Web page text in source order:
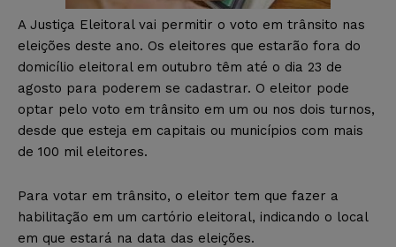
A Justiça Eleitoral vai permitir o voto em trânsito nas
eleições deste ano. Os eleitores que estarão fora do
domicílio eleitoral em outubro têm até o dia 23 de
agosto para poderem se cadastrar. O eleitor pode
optar pelo voto em trânsito em um ou nos dois turnos,
desde que esteja em capitais ou municípios com mais
de 100 mil eleitores.
Para votar em trânsito, o eleitor tem que fazer a
habilitação em um cartório eleitoral, indicando o local
em que estará na data das eleições.